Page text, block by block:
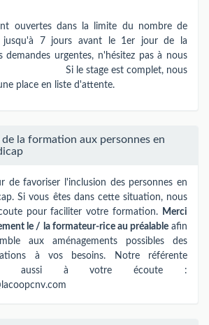
ouvertes dans la limite du nombre de
jusqu'à 7 jours avant le 1er jour de la
demandes urgentes, n'hésitez pas à nous
le stage est complet, nous
place en liste d'attente.
la formation aux personnes en
de favoriser l'inclusion des personnes en
Si vous êtes dans cette situation, nous
pour faciliter votre formation. Merci
le / la formateur-rice au préalableafin
aux aménagements possibles des
à vos besoins. Notre référente
aussi à votre écoute :